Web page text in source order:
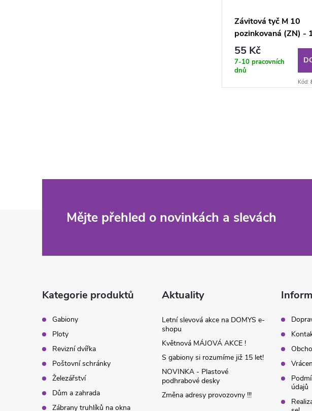
Závitová tyč M 10
pozinkovaná (ZN) -
55 Kč
7-10 pracovních
dnů
Kód:
Mějte přehled o novinkách a slevách
Kategorie produktů
Gabiony
Ploty
Revizní dvířka
Poštovní schránky
Železářství
Dům a zahrada
Zábrany truhlíků na okna
Aktuality
Letní slevová akce na DOMYS e-
shopu
Květnová MÁJOVÁ AKCE !
S gabiony si rozumíme již 15 let!
NOVINKA - Plastové
podhrabové desky
Změna adresy provozovny !!!
údajů